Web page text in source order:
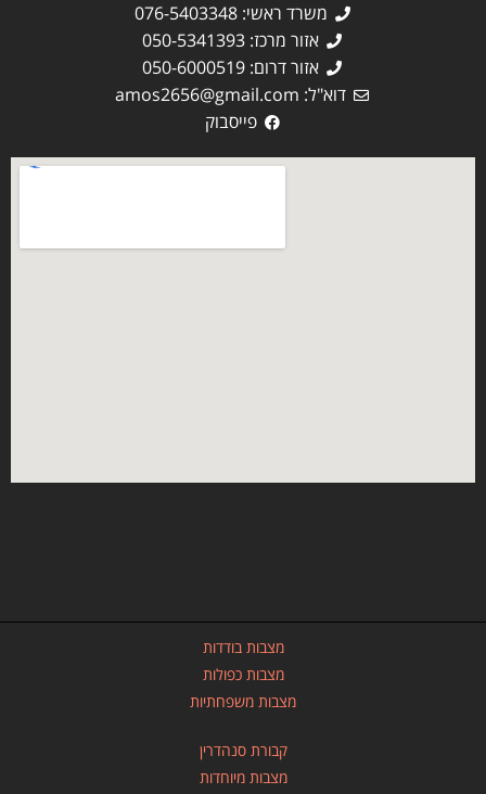
משרד ראשי: 076-5403348
אזור מרכז: 050-5341393
אזור דרום: 050-6000519
דוא"ל: amos2656@gmail.com
פייסבוק
מצבות בודדות
מצבות כפולות
מצבות משפחתיות
קבורת סנהדרין
מצבות מיוחדות